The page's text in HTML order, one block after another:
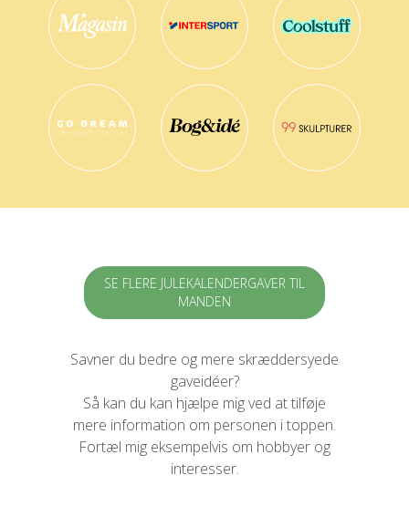
SE FLERE JULEKALENDERGAVER TIL
MANDEN
Savner du bedre og mere skræddersyede
gaveidéer?
Så kan du kan hjælpe mig ved at tilføje
mere information om personen i toppen.
Fortæl mig eksempelvis om hobbyer og
interesser.